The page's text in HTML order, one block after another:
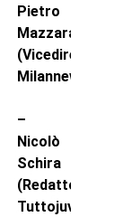
Pietro
Mazzara
(Vicedirettore
Milannews.it)
–
Nicolò
Schira
(Redattore
Tuttojuve.com)